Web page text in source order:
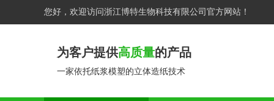
您好，欢迎访问浙江博特生物科技有限公司官方网站！
为客户提供高质量的产品
一家依托纸浆模塑的立体造纸技术